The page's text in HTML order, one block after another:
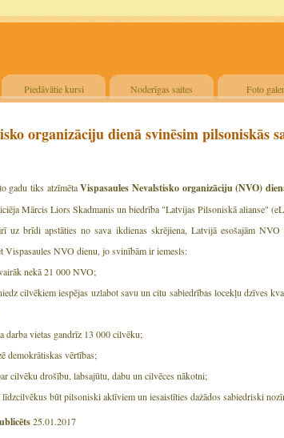
Piedāvātie kursi Noderīgas saites Foto
organizāciju dienā svinēsim pilsoniskās
gadu tiks atzīmētaVispasaules Nevalstisko organizāciju (NVO)
Mārcis Liors Skadmanis un biedrība "Latvijas Pilsoniskā alianse"
uz brīdi apstāties no sava ikdienas skrējiena, Latvijā esošajām NVO
Vispasaules NVO dienu, jo svinībām ir iemesls:
nekā 21 000 NVO;
cilvēkiem iespējas uzlabot savu un citu sabiedrības locekļu dzīves
darba vietas gandrīz 13 000 cilvēku;
demokrātiskas vērtības;
cilvēku drošību, labsajūtu, dabu un cilvēces nākotni;
būt pilsoniski aktīviem un iesaistīties dažādos sabiedriski
25.01.2017